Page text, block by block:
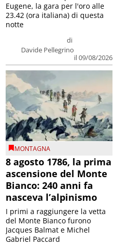
di
Davide Pellegrino
il 09/08/2026
Eugene, la gara per l'oro alle
23.42 (ora italiana) di questa
notte
MONTAGNA
8 agosto 1786, la prima
ascensione del Monte
Bianco: 240 anni fa
nasceva l’alpinismo
I primi a raggiungere la vetta
del Monte Bianco furono
Jacques Balmat e Michel
Gabriel Paccard